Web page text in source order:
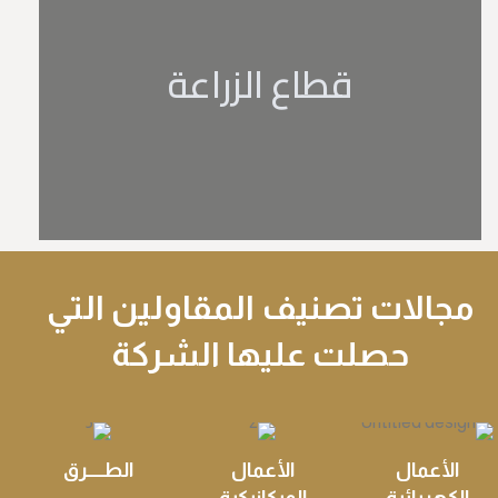
ﻗﻄﺎع اﻟﺰراﻋﺔ
ﻣﺠﺎﻻت ﺗﺼﻨﻴﻒ اﻟﻤﻘﺎوﻟﻴﻦ اﻟﺘﻲ
ﺣﺼﻠﺖ ﻋﻠﻴﻬﺎ اﻟﺸﺮﻛﺔ
الأعمال
الأعمال
الطـــــرق